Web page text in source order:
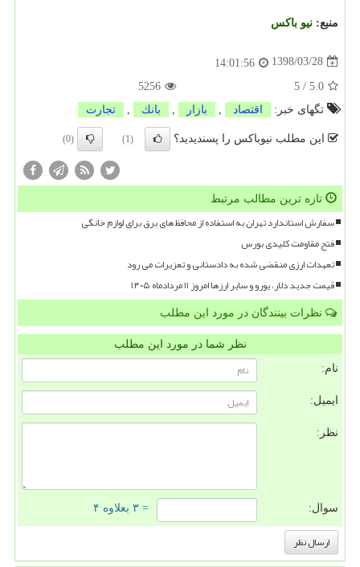
منبع: نیو باكس
1398/03/28
14:01:56
5.0
/
5
5256
تگهای خبر:
اقتصاد بازار بانك تجارت
این مطلب نیوباکس را پسندیدید؟ (1)
(0)
تازه ترین مطالب مرتبط
سفارش استاندارد تهران به استفاده از محافظ های برق برای لوازم خانگی
فتح مقاومت کلیدی بورس
تعهدات ارزی منقضی شده به دادستانی و تعزیرات می رود
قیمت جدید دلار، یورو و سایر ارزها امروز ۱۱ مردادماه ۱۴۰۵
نظرات بینندگان در مورد این مطلب
نظر شما در مورد این مطلب
نام:
ایمیل:
نظر:
سوال: = ۳ بعلاوه ۴